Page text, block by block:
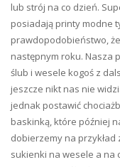
lub strój na co dzień.
posiadają printy modne
prawdopodobieństwo,
następnym roku. Nasza
ślub i wesele kogoś z
jeszcze nikt nas nie
jednak postawić
baskinką, które później
dobierzemy na
sukienki na wesele a na